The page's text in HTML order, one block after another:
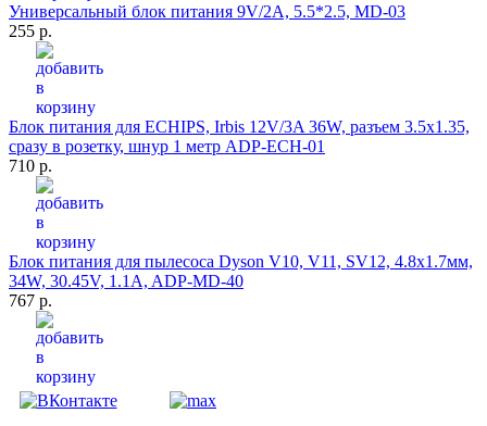
Универсальный блок питания 9V/2A, 5.5*2.5, MD-03
255 р.
Блок питания для ECHIPS, Irbis 12V/3A 36W, разъем 3.5x1.35,
сразу в розетку, шнур 1 метр ADP-ECH-01
710 р.
Блок питания для пылесоса Dyson V10, V11, SV12, 4.8x1.7мм,
34W, 30.45V, 1.1A, ADP-MD-40
767 р.